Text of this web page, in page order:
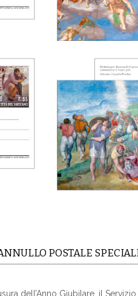
POSTALE
dell’Anno Giubilare, il